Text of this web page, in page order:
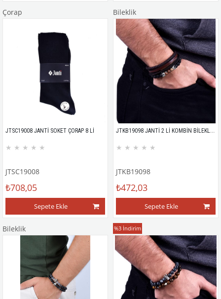
Çorap
JTSC19008 JANTİ SOKET ÇORAP 8 Lİ
★ ★ ★ ★ ★
JTSC19008
₺708,05
Sepete Ekle
Bileklik
JTKB19098 JANTİ 2 Lİ KOMBİN BİLEKLİK KUTULU
★ ★ ★ ★ ★
JTKB19098
₺472,03
Sepete Ekle
Bileklik Bileklik
%3 İndirim